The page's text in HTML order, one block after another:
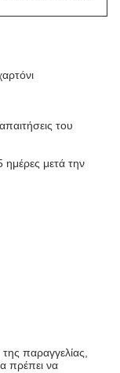
του
μετά την
παραγγελίας,
πρέπει να